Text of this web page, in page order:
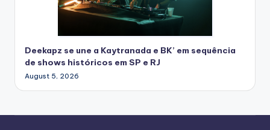
Deekapz se une a Kaytranada e BK’ em sequência
de shows históricos em SP e RJ
August 5, 2026